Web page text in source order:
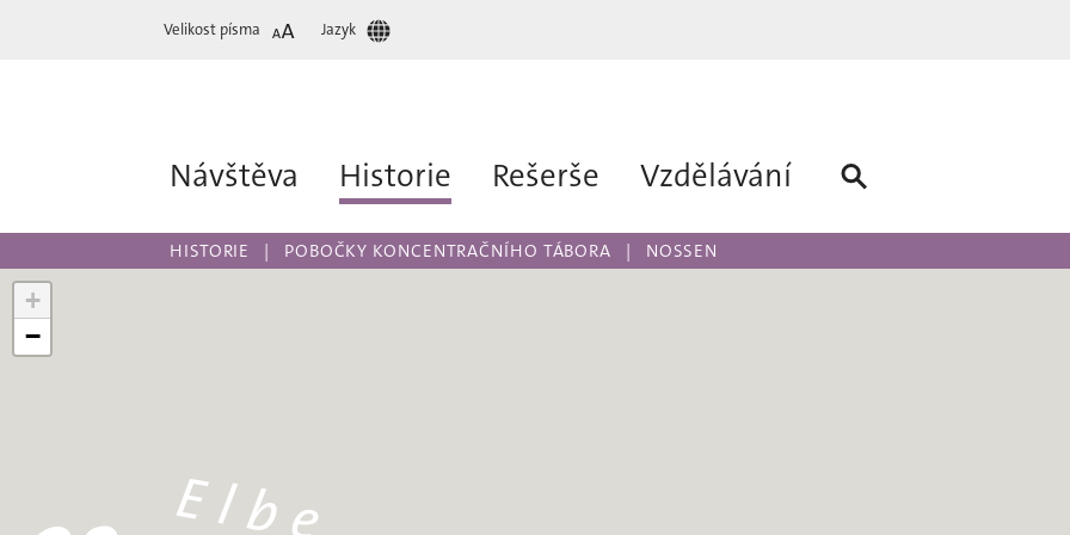
Velikost písma Jazyk
Návštěva Historie Rešerše Vzdělávání
HISTORIE POBOČKY KONCENTRAČNÍHO TÁBORA NOSSEN
+
−